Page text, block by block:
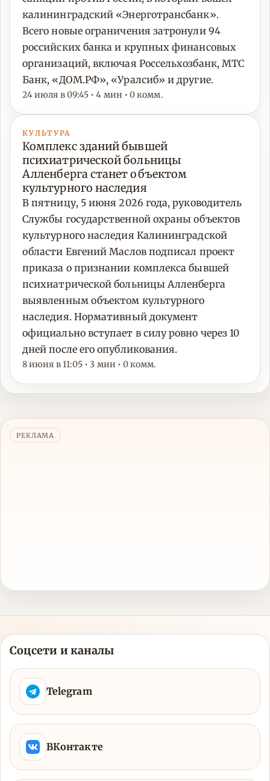
калининградский «Энерготрансбанк».
Всего новые ограничения затронули 94
российских банка и крупных финансовых
организаций, включая Россельхозбанк, МТС
Банк, «ДОМ.РФ», «Уралсиб» и другие.
24 июля в 09:45 • 4 мин • 0 комм.
КУЛЬТУРА
Комплекс зданий бывшей
психиатрической больницы
Алленберга станет объектом
культурного наследия
В пятницу, 5 июня 2026 года, руководитель
Службы государственной охраны объектов
культурного наследия Калининградской
области Евгений Маслов подписал проект
приказа о признании комплекса бывшей
психиатрической больницы Алленберга
выявленным объектом культурного
наследия. Нормативный документ
официально вступает в силу ровно через 10
дней после его опубликования.
8 июня в 11:05 • 3 мин • 0 комм.
РЕКЛАМА
Соцсети и каналы
Telegram
ВКонтакте